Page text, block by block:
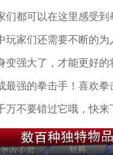
们都可以在这里感受到
玩家们还需要不断的为
变强大了，才能更好的
最强的拳击手！喜欢拳
万不要错过它哦，快来